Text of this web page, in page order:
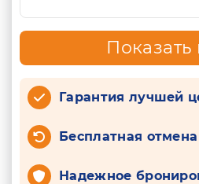
Гарантия лучшей
Бесплатная
Надежное